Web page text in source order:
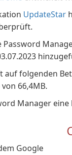
UpdateStar
Password
auf folgenden
66,4MB.
Manager
Google